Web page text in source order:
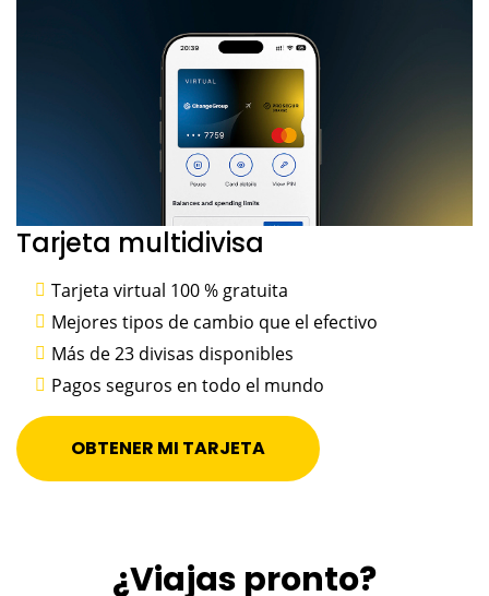
Tarjeta multidivisa
Tarjeta virtual 100 % gratuita
Mejores tipos de cambio que el efectivo
Más de 23 divisas disponibles
Pagos seguros en todo el mundo
OBTENER MI TARJETA
¿Viajas pronto?